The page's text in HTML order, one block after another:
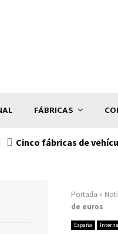
FÁBRICAS
Cinco fábricas de
Portada »
de euros
España